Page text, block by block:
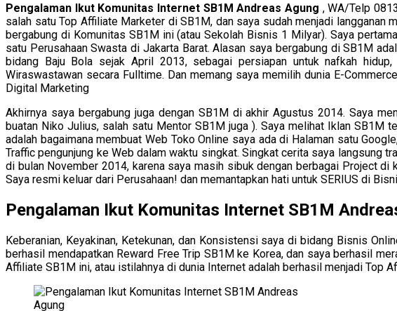
Pengalaman Ikut Komunitas Internet SB1M Andreas Agung , WA/Telp
salah satu Top Affiliate Marketer di SB1M, dan saya sudah menjadi langganan
bergabung di Komunitas SB1M ini (atau Sekolah Bisnis 1 Milyar). Saya
satu Perusahaan Swasta di Jakarta Barat. Alasan saya bergabung di SB1M
bidang Baju Bola sejak April 2013, sebagai persiapan untuk nafkah
Wiraswastawan secara Fulltime. Dan memang saya memilih dunia E-
Digital Marketing
Akhirnya saya bergabung juga dengan SB1M di akhir Agustus 2014. Saya
buatan Niko Julius, salah satu Mentor SB1M juga ). Saya melihat Iklan SB1M
adalah bagaimana membuat Web Toko Online saya ada di Halaman satu
Traffic pengunjung ke Web dalam waktu singkat. Singkat cerita saya langsung
di bulan November 2014, karena saya masih sibuk dengan berbagai Project di
Saya resmi keluar dari Perusahaan! dan memantapkan hati untuk SERIUS di
Pengalaman Ikut Komunitas Internet SB1M
Keberanian, Keyakinan, Ketekunan, dan Konsistensi saya di bidang Bisnis
berhasil mendapatkan Reward Free Trip SB1M ke Korea, dan saya berhasil
Affiliate SB1M ini, atau istilahnya di dunia Internet adalah berhasil menjadi Top